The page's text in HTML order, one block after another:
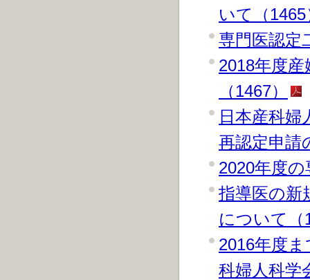
いて（1465
専門医認定
2018年度
（1467）
日本産科婦
再認定申請
2020年度
指導医の新
について（
2016年度
科婦人科学